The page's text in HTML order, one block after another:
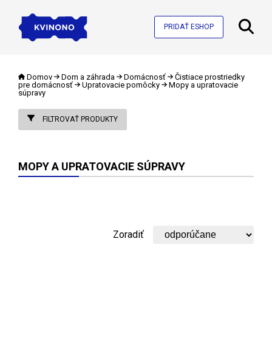
PRIDAŤ ESHOP
Domov Dom a záhrada Domácnosť
Čistiace prostriedky
pre domácnosť
Upratovacie pomôcky
Mopy a upratovacie
súpravy
FILTROVAŤ PRODUKTY
MOPY A UPRATOVACIE SÚPRAVY
Zoradiť